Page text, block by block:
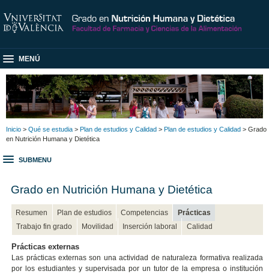
MENÚ
Inicio > Qué se estudia > Plan de estudios y Calidad > Plan de estudios y Calidad > Grado
en Nutrición Humana y Dietética
SUBMENU
Grado en Nutrición Humana y Dietética
Resumen Plan de estudios Competencias
Prácticas
Trabajo fin grado
Movilidad Inserción laboral Calidad
Prácticas externas
Las prácticas externas son una actividad de naturaleza formativa realizada
por los estudiantes y supervisada por un tutor de la empresa o institución